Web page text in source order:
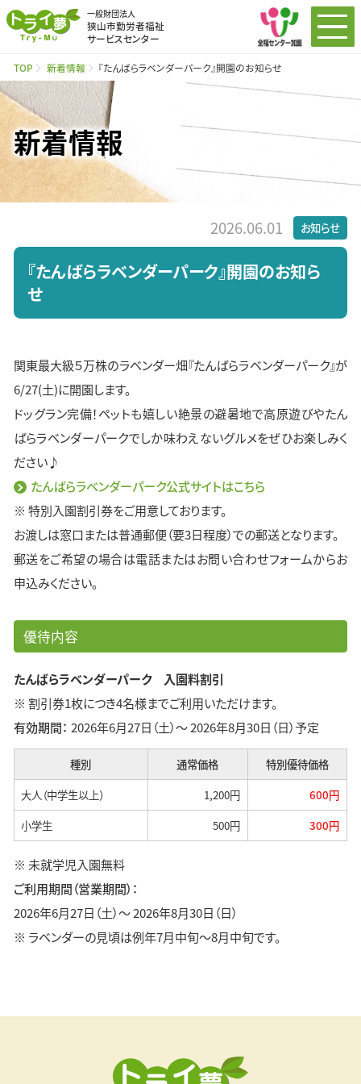
一般財団法人
狭山市勤労者福祉
サービスセンター
TOP 新着情報 『たんばらラベンダーパーク』開園のお知らせ
新着情報
2026.06.01 お知らせ
『たんばらラベンダーパーク』開園のお知ら
せ
関東最大級５万株のラベンダー畑『たんばらラベンダーパーク』が
6/27(土)に開園します。
ドッグラン完備！ペットも嬉しい絶景の避暑地で高原遊びやたん
ばらラベンダーパークでしか味わえないグルメをぜひお楽しみく
ださい♪
たんばらラベンダーパーク公式サイトはこちら
※ 特別入園割引券をご用意しております。
お渡しは窓口または普通郵便（要3日程度）での郵送となります。
郵送をご希望の場合は電話またはお問い合わせフォームからお
申込みください。
優待内容
たんばらラベンダーパーク 入園料割引
※ 割引券1枚につき4名様までご利用いただけます。
有効期間： 2026年6月27日（土）〜 2026年8月30日（日）予定
種別 通常価格
特別優待価格
大人（中学生以上）
1,200円
600円
小学生
500円 300円
※ 未就学児入園無料
ご利用期間（営業期間）：
2026年6月27日（土）〜 2026年8月30日（日）
※ ラベンダーの見頃は例年7月中旬〜8月中旬です。